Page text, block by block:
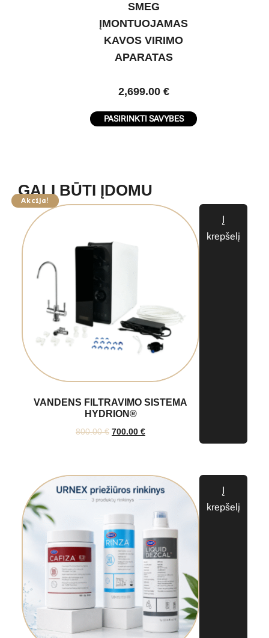
SMEG
ĮMONTUOJAMAS
KAVOS VIRIMO
APARATAS
2,699.00 €
PASIRINKTI SAVYBES
GALI BŪTI ĮDOMU
Akcija!
VANDENS FILTRAVIMO SISTEMA
HYDRION®
800.00€ 700.00 €
Į
krepšelį
Į
krepšelį